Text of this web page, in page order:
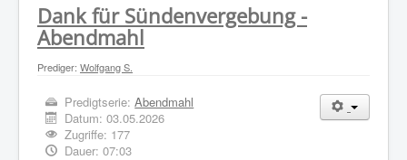
Dank für Sündenvergebung -
Abendmahl
Prediger: Wolfgang S.
Predigtserie:Abendmahl
Datum:03.05.2026
Zugriffe: 177
Dauer: 07:03